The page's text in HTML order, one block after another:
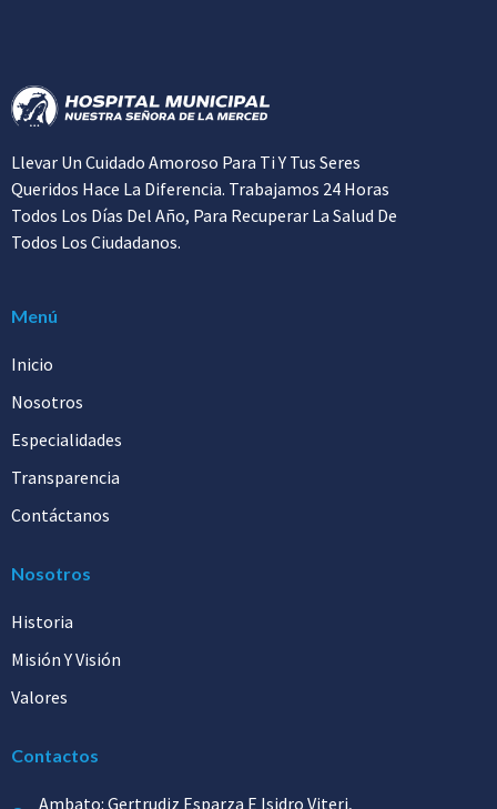
Llevar Un Cuidado Amoroso Para Ti Y Tus Seres
Queridos Hace La Diferencia. Trabajamos 24 Horas
Todos Los Días Del Año, Para Recuperar La Salud De
Todos Los Ciudadanos.
Menú
Inicio
Nosotros
Especialidades
Transparencia
Contáctanos
Nosotros
Historia
Misión Y Visión
Valores
Contactos
Ambato: Gertrudiz Esparza E Isidro Viteri,